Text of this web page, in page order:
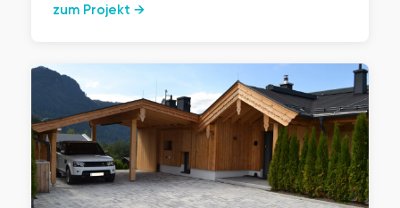
zum Projekt →